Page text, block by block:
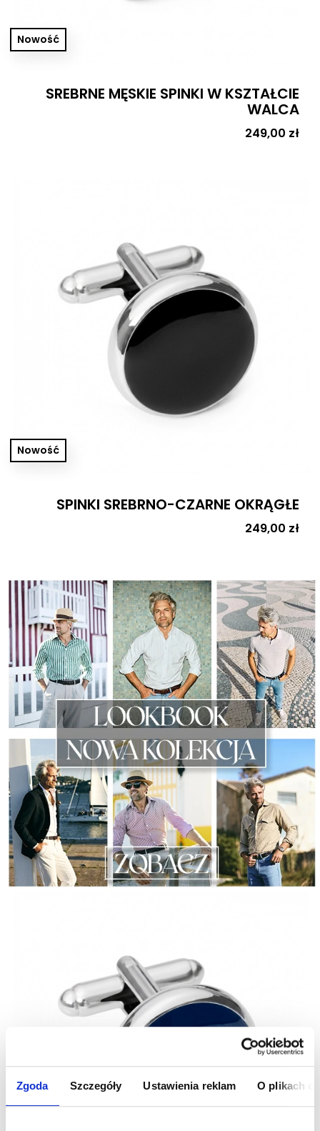
Zgoda Szczegóły Ustawienia reklam O plikach
Nowość
SREBRNE MĘSKIE SPINKI W KSZTAŁCIE
WALCA
Cena
249,00 zł
Nowość
SPINKI SREBRNO-CZARNE OKRĄGŁE
Cena
249,00 zł